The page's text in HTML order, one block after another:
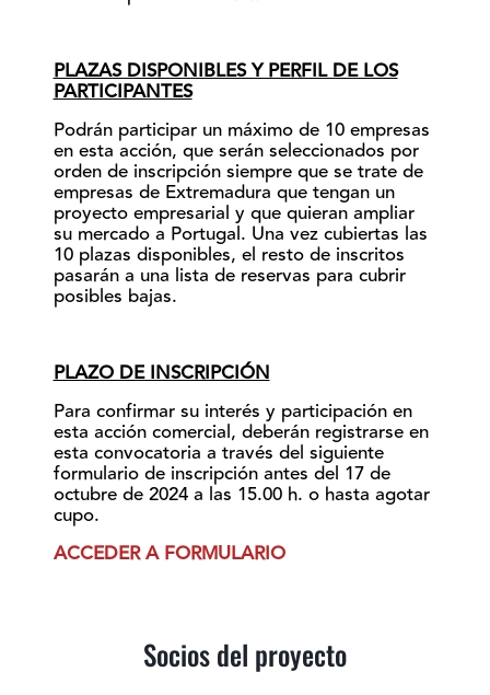
PLAZAS DISPONIBLES Y PERFIL DE LOS
PARTICIPANTES
Podrán participar un máximo de 10 empresas
en esta acción, que serán seleccionados por
orden de inscripción siempre que se trate de
empresas de Extremadura que tengan un
proyecto empresarial y que quieran ampliar
su mercado a Portugal. Una vez cubiertas las
10 plazas disponibles, el resto de inscritos
pasarán a una lista de reservas para cubrir
posibles bajas.
PLAZO DE INSCRIPCIÓN
Para confirmar su interés y participación en
esta acción comercial, deberán registrarse en
esta convocatoria a través del siguiente
formulario de inscripción antes del 17 de
octubre de 2024 a las 15.00 h. o hasta agotar
cupo.
ACCEDER A FORMULARIO
Socios del proyecto